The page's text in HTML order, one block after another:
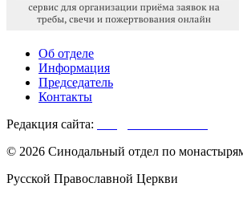
Об отделе
Информация
Председатель
Контакты
Редакция сайта:
© 2026 Синодальный отдел по
Русской Православной Церкви